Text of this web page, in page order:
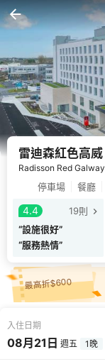
雷迪森紅色高威
Radisson Red Galway
停車場 餐廳
4.4 19則
“設施很好”
“服務熱情”
最高折$600
入住日期
08月 21 日 週五 1 晚